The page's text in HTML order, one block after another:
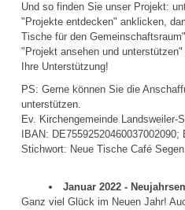
Und so finden Sie unser Projekt:
"Projekte entdecken" anklicken,
Tische für den
"Projekt ansehen und
Ihre Unterstützung!
PS: Gerne können Sie die
unterstützen.
Ev. Kirchengemeinde Landsweiler-
IBAN:
Stichwort: Neue Tische Café Segen
Januar 2022 -
Ganz viel Glück im Neuen Jahr!